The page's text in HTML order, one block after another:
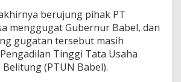
o
m
a
s
D
i
berujung pihak PT
menggugat Gubernur Babel, dan
gugatan tersebut masih
Tinggi Tata Usaha
(PTUN Babel).